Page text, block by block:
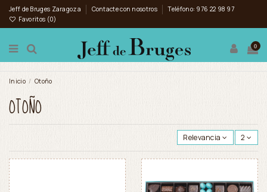
Jeff de Bruges Zaragoza Contacte con nosotros
Teléfono: 976 22 98 97
Favoritos (0)
0
Inicio Otoño
OTOÑO
Relevancia 2